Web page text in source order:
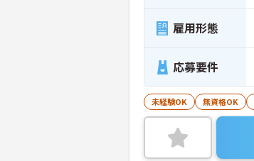
雇用形態
応募要件
未経験OK 無資格OK